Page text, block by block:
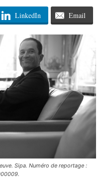
LinkedIn Email
Sipa. Numéro de reportage :